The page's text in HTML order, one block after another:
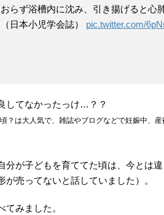
らず浴槽内に沈み、引き揚げると心
日本小児学会誌） pic.twitter.com/
してなかったっけ…？？
は大人気で、雑誌やブログなどで妊娠中、産
が子どもを育ててた頃は、今とは
売ってないと話していました）。
みました。